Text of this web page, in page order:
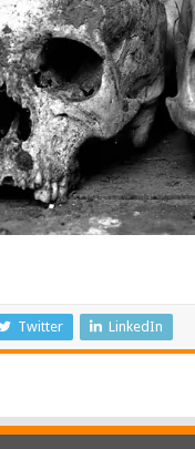
Twitter LinkedIn